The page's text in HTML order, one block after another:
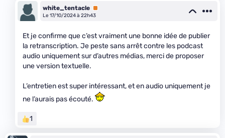
white_tentacle Premium
Le 17/10/2024 à 22h43
Et je confirme que c’est vraiment une bonne idée de publier
la retranscription. Je peste sans arrêt contre les podcast
audio uniquement sur d’autres médias, merci de proposer
une version textuelle.
L’entretien est super intéressant, et en audio uniquement je
ne l’aurais pas écouté.
1